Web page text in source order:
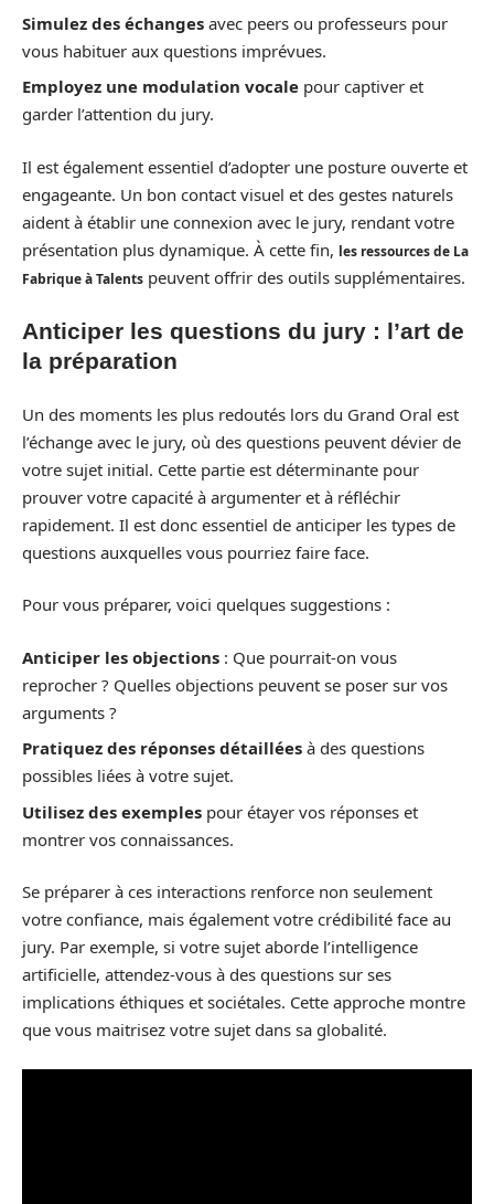
Simulez des échanges avec peers ou professeurs pour
vous habituer aux questions imprévues.
Employez une modulation vocale pour captiver et
garder l’attention du jury.
Il est également essentiel d’adopter une posture ouverte et
engageante. Un bon contact visuel et des gestes naturels
aident à établir une connexion avec le jury, rendant votre
présentation plus dynamique. À cette fin, les ressources de La
Fabrique à Talents peuvent offrir des outils supplémentaires.
Anticiper les questions du jury : l’art de
la préparation
Un des moments les plus redoutés lors du Grand Oral est
l’échange avec le jury, où des questions peuvent dévier de
votre sujet initial. Cette partie est déterminante pour
prouver votre capacité à argumenter et à réfléchir
rapidement. Il est donc essentiel de anticiper les types de
questions auxquelles vous pourriez faire face.
Pour vous préparer, voici quelques suggestions :
Anticiper les objections : Que pourrait-on vous
reprocher ? Quelles objections peuvent se poser sur vos
arguments ?
Pratiquez des réponses détaillées à des questions
possibles liées à votre sujet.
Utilisez des exemples pour étayer vos réponses et
montrer vos connaissances.
Se préparer à ces interactions renforce non seulement
votre confiance, mais également votre crédibilité face au
jury. Par exemple, si votre sujet aborde l’intelligence
artificielle, attendez-vous à des questions sur ses
implications éthiques et sociétales. Cette approche montre
que vous maitrisez votre sujet dans sa globalité.